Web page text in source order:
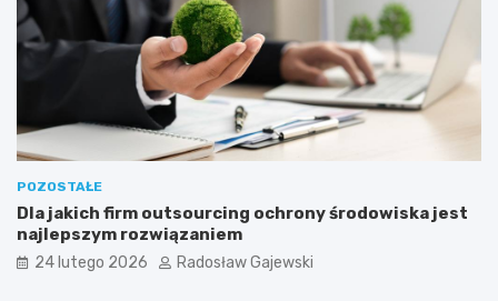
POZOSTAŁE
Dla jakich firm outsourcing ochrony środowiska jest
najlepszym rozwiązaniem
24 lutego 2026 Radosław Gajewski